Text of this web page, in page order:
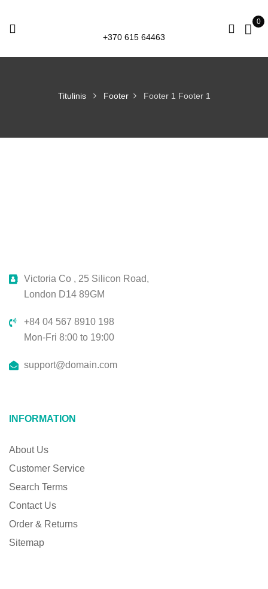
+370 615 64463
0
Titulinis Footer Footer 1 Footer 1
Victoria Co , 25 Silicon Road,
London D14 89GM
+84 04 567 8910 198
Mon-Fri 8:00 to 19:00
support@domain.com
INFORMATION
About Us
Customer Service
Search Terms
Contact Us
Order & Returns
Sitemap